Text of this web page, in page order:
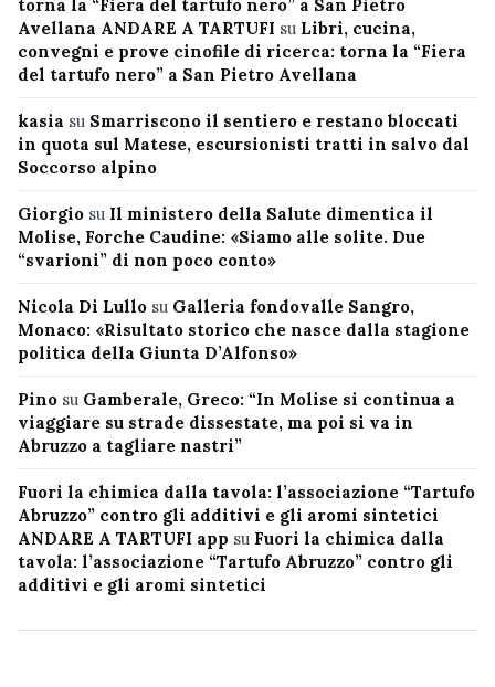
torna la “Fiera del tartufo nero” a San Pietro
Avellana ANDARE A TARTUFI su Libri, cucina,
convegni e prove cinofile di ricerca: torna la “Fiera
del tartufo nero” a San Pietro Avellana
kasia su Smarriscono il sentiero e restano bloccati
in quota sul Matese, escursionisti tratti in salvo dal
Soccorso alpino
Giorgio su Il ministero della Salute dimentica il
Molise, Forche Caudine: «Siamo alle solite. Due
“svarioni” di non poco conto»
Nicola Di Lullo su Galleria fondovalle Sangro,
Monaco: «Risultato storico che nasce dalla stagione
politica della Giunta D’Alfonso»
Pino su Gamberale, Greco: “In Molise si continua a
viaggiare su strade dissestate, ma poi si va in
Abruzzo a tagliare nastri”
Fuori la chimica dalla tavola: l’associazione “Tartufo
Abruzzo” contro gli additivi e gli aromi sintetici
ANDARE A TARTUFI app su Fuori la chimica dalla
tavola: l’associazione “Tartufo Abruzzo” contro gli
additivi e gli aromi sintetici